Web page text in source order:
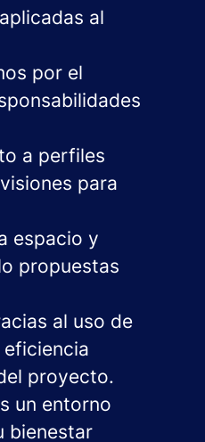
al
por el
a perfiles
para
espacio y
propuestas
al uso de
proyecto.
un entorno
bienestar